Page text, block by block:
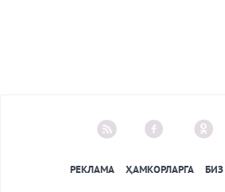
РЕКЛАМА ҲАМКОРЛАРГА